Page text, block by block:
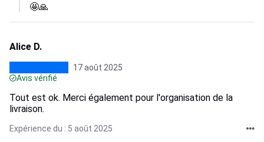
🤩🙏
Alice D.
17 août 2025
Avis vérifié
Tout est ok. Merci également pour l'organisation de la
livraison.
Expérience du : 5 août 2025